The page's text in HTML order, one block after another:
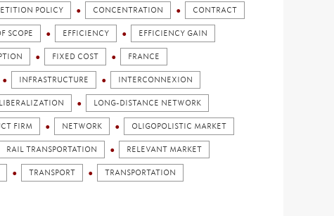
POLICY CONCENTRATION CONTRACT
SCOPE EFFICIENCY EFFICIENCY GAIN
FIXED COST FRANCE
INFRASTRUCTURE INTERCONNEXION
LIBERALIZATION LONG-DISTANCE NETWORK
FIRM NETWORK OLIGOPOLISTIC MARKET
RAIL TRANSPORTATION RELEVANT MARKET
TRANSPORT TRANSPORTATION